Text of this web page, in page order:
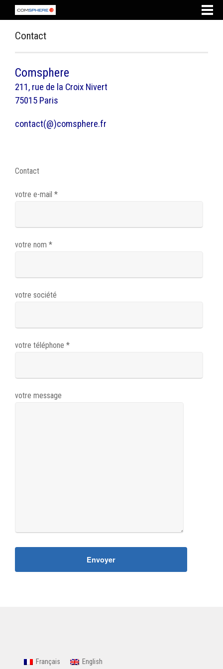
Contact
Comsphere
211, rue de la Croix Nivert
75015 Paris
contact(@)comsphere.fr
Contact
votre e-mail *
votre nom *
votre société
votre téléphone *
votre message
Français English